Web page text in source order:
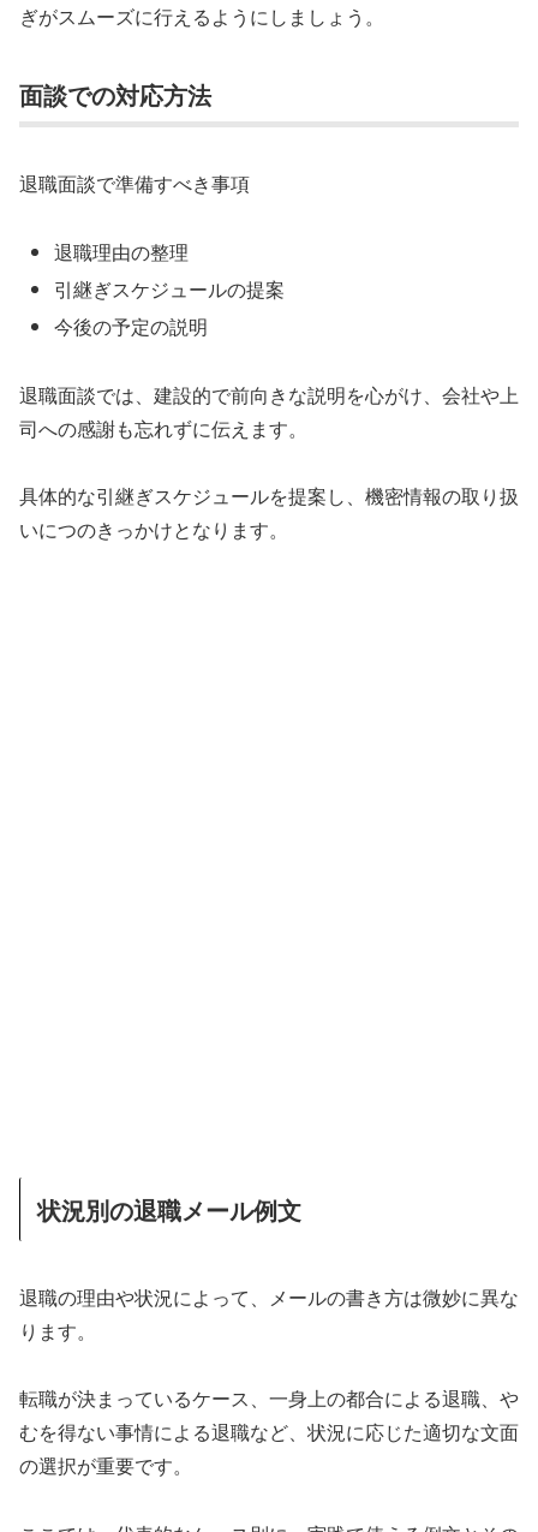
ぎがスムーズに行えるようにしましょう。
面談での対応方法
退職面談で準備すべき事項
退職理由の整理
引継ぎスケジュールの提案
今後の予定の説明
退職面談では、建設的で前向きな説明を心がけ、会社や上
司への感謝も忘れずに伝えます。
具体的な引継ぎスケジュールを提案し、機密情報の取り扱
いにつのきっかけとなります。
状況別の退職メール例文
退職の理由や状況によって、メールの書き方は微妙に異な
ります。
転職が決まっているケース、一身上の都合による退職、や
むを得ない事情による退職など、状況に応じた適切な文面
の選択が重要です。